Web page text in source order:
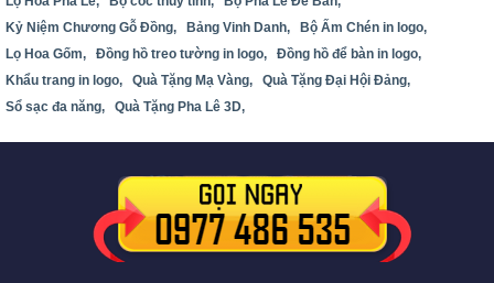
Kỷ Niệm Chương Gỗ Đồng,
Bảng Vinh Danh,
Bộ Ấm Chén in logo,
Lọ Hoa Gốm,
Đồng hồ treo tường in logo,
Đồng hồ để bàn in logo,
Khẩu trang in logo,
Quà Tặng Mạ Vàng,
Quà Tặng Đại Hội Đảng,
Sổ sạc đa năng,
Quà Tặng Pha Lê 3D,